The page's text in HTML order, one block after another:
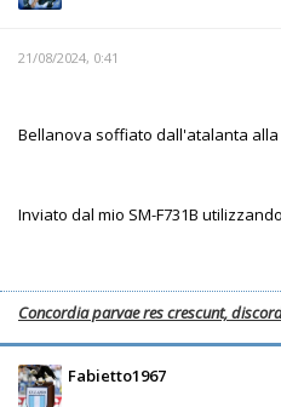
21/08/2024, 0:41
Bellanova soffiato dall'atalanta alla
Inviato dal mio SM-F731B
Concordia parvae res crescunt,
Fabietto1967